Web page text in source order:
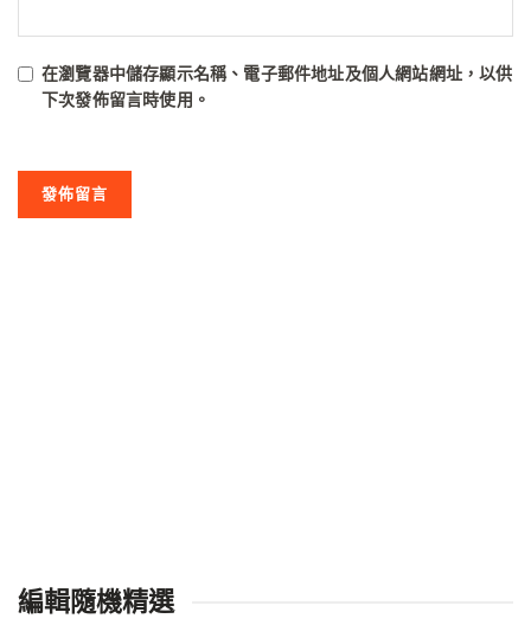
在瀏覽器中儲存顯示名稱、電子郵件地址及個人網站網址，以供
下次發佈留言時使用。
編輯隨機精選